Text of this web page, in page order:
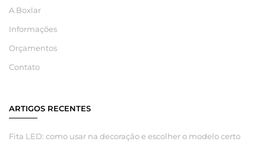
A Boxlar
Informações
Orçamentos
Contato
ARTIGOS RECENTES
Fita LED: como usar na decoração e escolher o modelo certo